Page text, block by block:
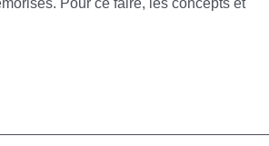
Pour ce faire, les concepts et